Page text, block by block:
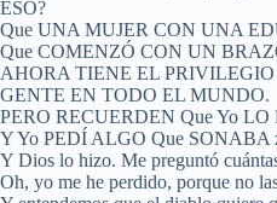
ESO?
Que UNA MUJER CON UNA
Que COMENZÓ CON UN
AHORA TIENE EL
GENTE EN TODO EL MUNDO.
PERO RECUERDEN Que Yo LO
Y Yo PEDÍ ALGO Que SONABA
Y Dios lo hizo. Me preguntó
Oh, yo me he perdido, porque no